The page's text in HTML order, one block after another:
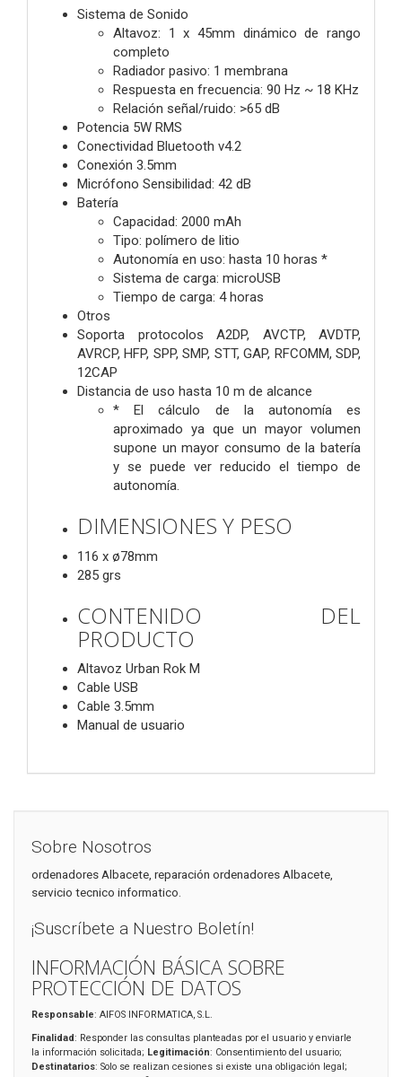
Sistema de Sonido
Altavoz: 1 x 45mm dinámico de rango
completo
Radiador pasivo: 1 membrana
Respuesta en frecuencia: 90 Hz ~ 18 KHz
Relación señal/ruido: >65 dB
Potencia 5W RMS
Conectividad Bluetooth v4.2
Conexión 3.5mm
Micrófono Sensibilidad: 42 dB
Batería
Capacidad: 2000 mAh
Tipo: polímero de litio
Autonomía en uso: hasta 10 horas *
Sistema de carga: microUSB
Tiempo de carga: 4 horas
Otros
Soporta protocolos A2DP, AVCTP, AVDTP,
AVRCP, HFP, SPP, SMP, STT, GAP, RFCOMM, SDP,
12CAP
Distancia de uso hasta 10 m de alcance
* El cálculo de la autonomía es
aproximado ya que un mayor volumen
supone un mayor consumo de la batería
y se puede ver reducido el tiempo de
autonomía.
DIMENSIONES Y PESO
116 x ø78mm
285 grs
CONTENIDO DEL
PRODUCTO
Altavoz Urban Rok M
Cable USB
Cable 3.5mm
Manual de usuario
Sobre Nosotros
ordenadores Albacete, reparación ordenadores Albacete,
servicio tecnico informatico.
¡Suscríbete a Nuestro Boletín!
INFORMACIÓN BÁSICA SOBRE
PROTECCIÓN DE DATOS
Responsable: AIFOS INFORMATICA, S.L.
Finalidad: Responder las consultas planteadas por el usuario y enviarle
la información solicitada; Legitimación: Consentimiento del usuario;
Destinatarios: Solo se realizan cesiones si existe una obligación legal;